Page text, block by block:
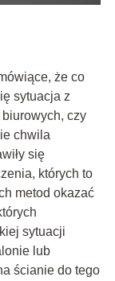
że co
sytuacja z
czy
chwila
się
których to
metod okazać
sytuacji
lub
ścianie do tego